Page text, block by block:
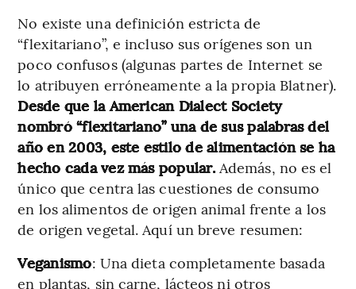
No existe una definición estricta de
“flexitariano”, e incluso sus orígenes son un
poco confusos (algunas partes de Internet se
lo atribuyen erróneamente a la propia Blatner).
Desde que la American Dialect Society
nombró “flexitariano” una de sus palabras del
año en 2003, este estilo de alimentación se ha
hecho cada vez más popular.Además, no es el
único que centra las cuestiones de consumo
en los alimentos de origen animal frente a los
de origen vegetal. Aquí un breve resumen:
Veganismo: Una dieta completamente basada
en plantas, sin carne, lácteos ni otros